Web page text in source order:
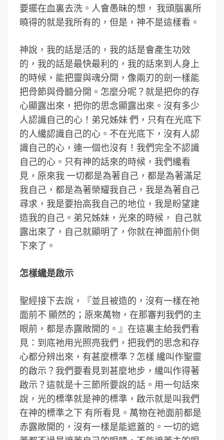
要擺在血裏去洗。人會愚昧的想， 我頭腦裏所
曉得的就是我所有的，但是，神不是這樣看。
神說，我的話是活的，我的話是會產生功效
的，我的話是最快最利的，我的話來到人身上
的時候，能把靈與魂分開，像兩刃的劍一樣能
把骨節與骨髓分開。怎麼分呢？就是把你的存
心顯露出來，把你的思念顯露出來。沒有多少
人認識自己的心！弟兄姊妹 們，只有在光底下
的人纔認識自己的心。不在光底下，沒有人認
識自己的心，連一個也沒有！我們完全不認識
自己的心。只有神的話來的時候，我們纔看
見，原來我 一切都是為著自己，都是為著滿足
我自己，都是為著榮耀我自己，我是為著自己
尋求，我是要抬高我自己的地位，我是盼望建
造我的自己。弟兄姊妹，光來的時候， 自己就
露出來了，自己就顯明了，你就在神面前仆倒
下來了。
怎樣纔是啟示
聖經接下去說，『並且被造的，沒有一樣在祂
面前不 顯然的；原來萬物，在那審判我們的主
眼前，都是赤露敞開的。』在這裏主給我們看
見：到底祂用光照亮我們，把我們的思念和存
心都分辨出來，有甚麼標準？怎樣 纔叫作聖靈
的啟示？我們要看見到甚麼地步，纔叫作得著
啟示？這就是十三節所要說的話。用一句話來
說，光的標準就是神的標準，啟示就是叫我們
在神的標準之下 有所看見。萬物在祂面前都是
赤露敞開的，沒有一樣是能遮蓋的。一切的遮